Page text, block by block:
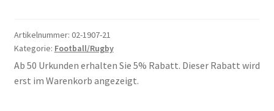
Menge
Artikelnummer: 02-1907-21
Kategorie: Football/Rugby
Ab 50 Urkunden erhalten Sie 5% Rabatt. Dieser Rabatt wird
erst im Warenkorb angezeigt.